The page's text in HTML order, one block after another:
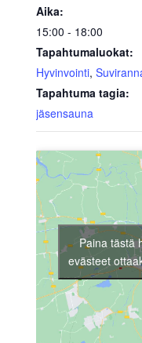
Aika:
15:00 - 18:00
Tapahtumaluokat:
Hyvinvointi,
Tapahtuma tagia:
jäsensauna
Paina tästä
evästeet